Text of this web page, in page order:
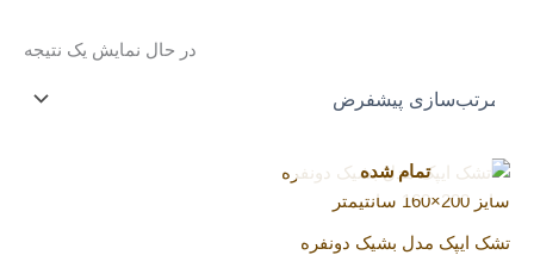
در حال نمایش یک نتیجه
تمام شده
تشک ایپک مدل بشیک دونفره